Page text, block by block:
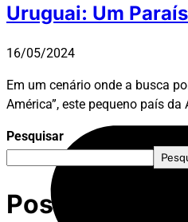
Uruguai: Um
16/05/2024
Em um cenário onde a busca
América”, este pequeno país da
Pesquisar
Posts Recentes